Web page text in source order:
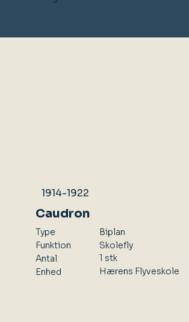
1914-1922
Caudron
Type
Funktion
Antal
Enhed
Biplan
Skolefly
1 stk
Hærens Flyveskole